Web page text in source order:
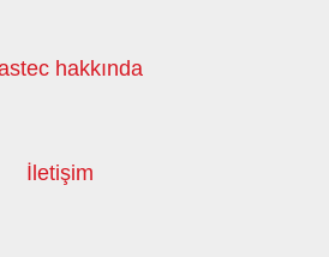
hakkında
İletişim